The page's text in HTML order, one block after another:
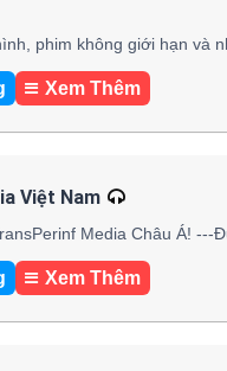
phim không giới hạn và
Xem Thêm
Việt Nam
Media Châu Á!
Xem Thêm